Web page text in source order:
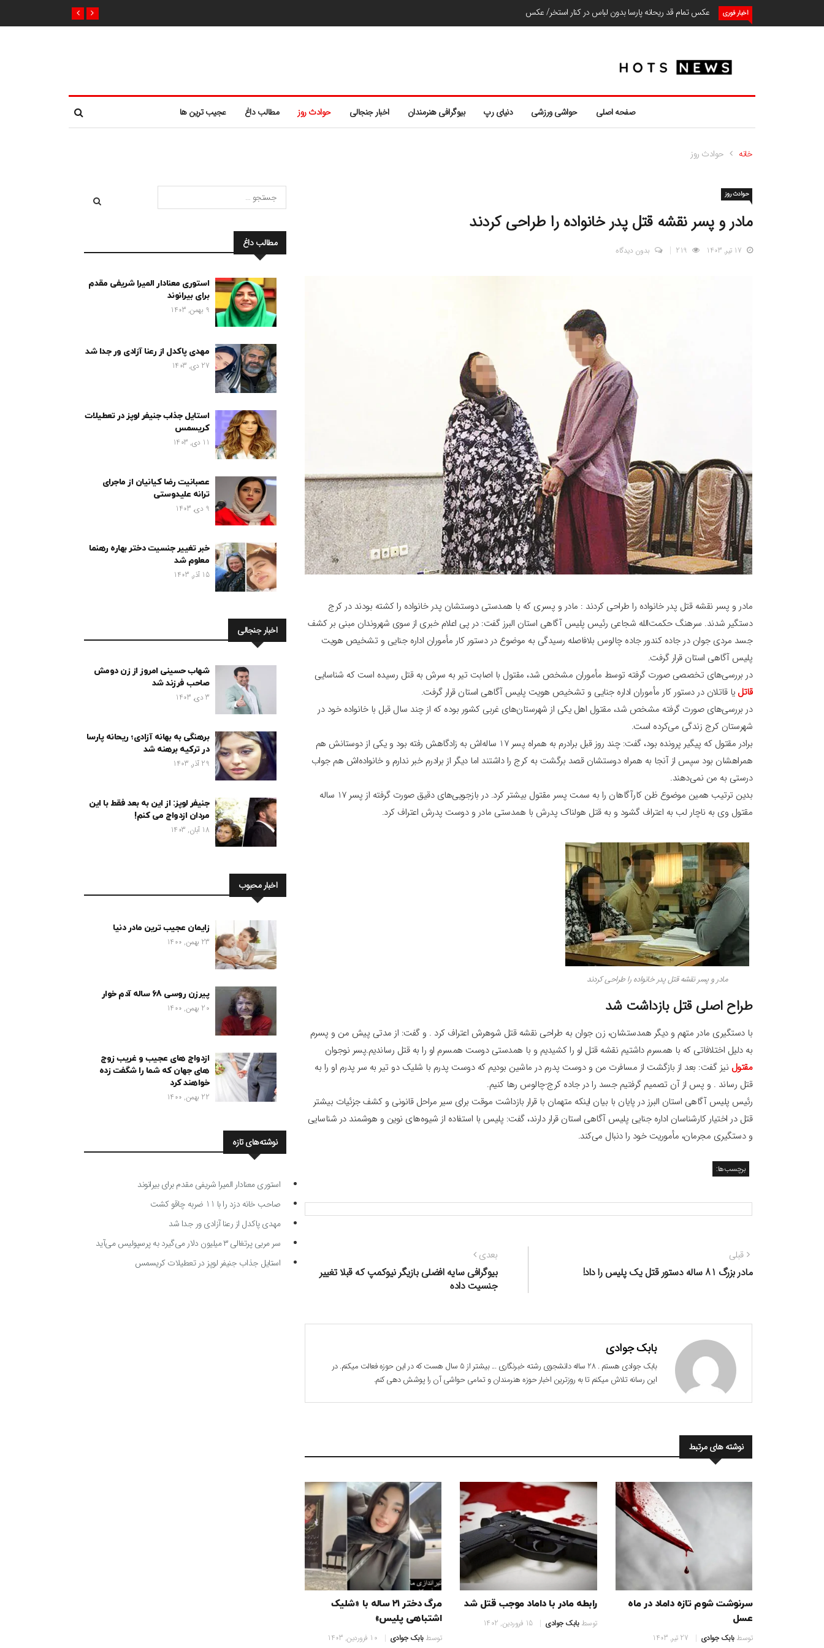
اخبار فوری عکس تمام قد ریحانه پارسا بدون لباس در کنار استخر/ عکس
صفحه اصلی حواشی ورزشی دنیای رپ بیوگرافی هنرمندان اخبار جنجالی حوادث روز مطالب داغ عجیب ترین ها
خانه حوادث روز
حوادث روز
مادر و پسر نقشه قتل پدر خانواده را طراحی کردند
17 تیر, 1403 بدون دیدگاه
مادر و پسر نقشه قتل پدر خانواده را طراحی کردند : مادر و پسری که با همدستی دوستشان پدر خانواده را کشته بودند در کرج
دستگیر شدند. سرهنگ حکمت‌الله شجاعی رئیس پلیس آگاهی استان البرز گفت: در پی اعلام خبری از سوی شهروندان مبنی بر کشف
جسد مردی جوان در جاده کندور جاده چالوس بلافاصله رسیدگی به موضوع در دستور کار مأموران اداره جنایی و تشخیص هویت
پلیس آگاهی استان قرار گرفت.
در بررسی‌های تخصصی صورت گرفته توسط مأموران مشخص شد، مقتول با اصابت تیر به سرش به قتل رسیده است که شناسایی
قاتل یا قاتلان در دستور کار مأموران اداره جنایی و تشخیص هویت پلیس آگاهی استان قرار گرفت.
در بررسی‌های صورت گرفته مشخص شد، مقتول اهل یکی از شهرستان‌های غربی کشور بوده که از چند سال قبل با خانواده خود در
شهرستان کرج زندگی می‌کرده است.
برادر مقتول که پیگیر پرونده بود، گفت: چند روز قبل برادرم به همراه پسر 17 ساله‌اش به زادگاهش رفته بود و یکی از دوستانش هم
همراهشان بود سپس از آنجا به همراه دوستشان قصد برگشت به کرج را داشتند اما دیگر از برادرم خبر ندارم و خانواده‌اش هم جواب
درستی به من نمی‌دهند.
بدین ترتیب همین موضوع ظن کارآگاهان را به سمت پسر مقتول بیشتر کرد. در بازجویی‌های دقیق صورت گرفته از پسر 17 ساله
مقتول وی به ناچار لب به اعتراف گشود و به قتل هولناک پدرش با همدستی مادر و دوست پدرش اعتراف کرد.
مادر و پسر نقشه قتل پدر خانواده را طراحی کردند
طراح اصلی قتل بازداشت شد
با دستگیری مادر متهم و دیگر همدستشان، زن جوان به طراحی نقشه قتل شوهرش اعتراف کرد . و گفت: از مدتی پیش من و پسرم
به دلیل اختلافاتی که با همسرم داشتیم نقشه قتل او را کشیدیم و با همدستی دوست همسرم او را به قتل رساندیم.پسر نوجوان
مقتول نیز گفت: بعد از بازگشت از مسافرت من و دوست پدرم در ماشین بودیم که دوست پدرم با شلیک دو تیر به سر پدرم او را به
قتل رساند . و پس از آن تصمیم گرفتیم جسد را در جاده کرج-‌چالوس رها کنیم.
رئیس پلیس آگاهی استان البرز در پایان با بیان اینکه متهمان با قرار بازداشت موقت برای سیر مراحل قانونی و کشف جزئیات بیشتر
قتل در اختیار کارشناسان اداره جنایی پلیس آگاهی استان قرار دارند، گفت: پلیس با استفاده از شیوه‌های نوین و هوشمند در شناسایی
و دستگیری مجرمان، مأموریت خود را دنبال می‌کند.
برچسب‌ها:
راهبری
نوشته
قبلی
قبلی:
مادر بزرگ 81 ساله دستور قتل یک پلیس را داد!
بعدی
بعدی:
بیوگرافی سایه افضلی بازیگر نیوکمپ که قبلا تغییر
جنسیت داده
بابک جوادی
بابک جوادی هستم . 28 ساله دانشجوی رشته خبرنگاری ... بیشتر از 5 سال هست که در این حوزه فعالت میکنم. در
این رسانه تلاش میکنم تا به روزترین اخبار حوزه هنرمندان و تمامی حواشی آن را پوشش دهی کنم.
نوشته های مرتبط
سرنوشت شوم تازه داماد در ماه
عسل
توسطبابک جوادی 27 تیر, 1403
رابطه مادر با داماد موجب قتل شد
توسطبابک جوادی 15 فروردین, 1402
مرگ دختر ۲۱ ساله با «شلیک
اشتباهی پلیس»
توسطبابک جوادی 10 فروردین, 1403
مطالب داغ
استوری معنادار المیرا شریفی مقدم
برای بیرانوند
9 بهمن, 1403
مهدی پاکدل از رعنا آزادی ور جدا شد
27 دی, 1403
استایل جذاب جنیفر لوپز در تعطیلات
کریسمس
11 دی, 1403
عصبانیت رضا کیانیان از ماجرای
ترانه علیدوستی
9 دی, 1403
خبر تغییر جنسیت دختر بهاره رهنما
معلوم شد
15 آذر, 1403
اخبار جنجالی
شهاب حسینی امروز از زن دومش
صاحب فرزند شد
3 دی, 1403
برهنگی به بهانه آزادی؛ ریحانه پارسا
در ترکیه برهنه شد
29 آذر, 1403
جنیفر لوپز: از این به بعد فقط با این
مردان ازدواج می کنم!
18 آبان, 1403
اخبار محبوب
زایمان عجیب ترین مادر دنیا
23 بهمن, 1400
پیرزن روسی 68 ساله آدم خوار
20 بهمن, 1400
ازدواج های عجیب و غریب زوج
های جهان که شما را شگفت زده
خواهند کرد
22 بهمن, 1400
نوشته‌های تازه
استوری معنادار المیرا شریفی مقدم برای بیرانوند
صاحب خانه دزد را با 11 ضربه چاقو کشت
مهدی پاکدل از رعنا آزادی ور جدا شد
سر مربی پرتغالی ۳ میلیون دلار می‌گیرد به پرسپولیس می‌آید
استایل جذاب جنیفر لوپز در تعطیلات کریسمس